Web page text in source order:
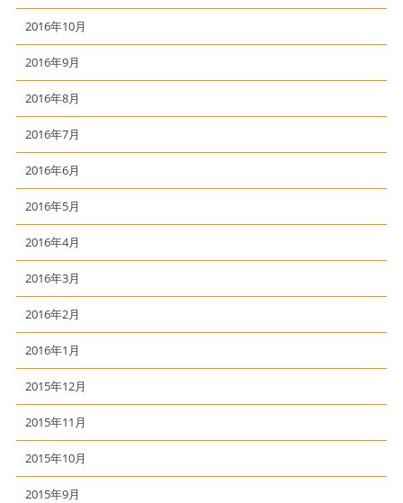
2016年10月
2016年9月
2016年8月
2016年7月
2016年6月
2016年5月
2016年4月
2016年3月
2016年2月
2016年1月
2015年12月
2015年11月
2015年10月
2015年9月